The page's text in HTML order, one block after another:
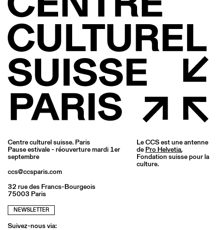
Centre culturel suisse. Paris
Pause estivale - réouverture mardi 1er
septembre
ccs@ccsparis.com
32 rue des Francs-Bourgeois
75003 Paris
NEWSLETTER
Suivez-nous via:
Le CCS est une antenne
de Pro Helvetia,
Fondation suisse pour la
culture.